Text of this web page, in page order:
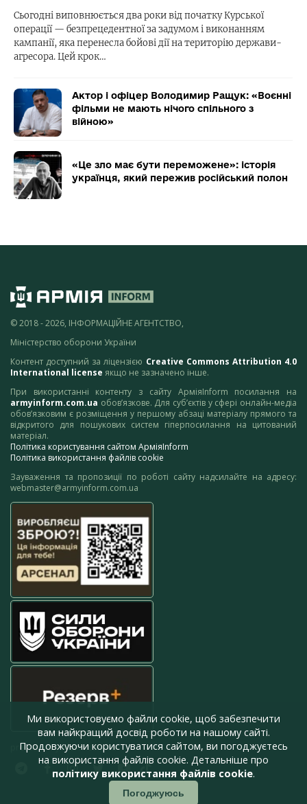
Сьогодні виповнюється два роки від початку Курської
операції — безпрецедентної за задумом і виконанням
кампанії, яка перенесла бойові дії на територію держави-
агресора. Цей крок…
Актор і офіцер Володимир Ращук: «Воєнні
фільми не мають нічого спільного з
війною»
«Це зло має бути переможене»: історія
українця, який пережив російський полон
© 2018 - 2026, ІНФОРМАЦІЙНЕ АГЕНТСТВО,
Міністерство оборони України
Контент доступний за ліцензією Creative Commons Attribution 4.0
International license якщо не зазначено інше.
При використанні контенту з сайту АрміяInform посилання на
armyinform.com.ua обов’язкове. Для суб’єктів у сфері онлайн-медіа
обов’язковим є розміщення у першому абзаці матеріалу прямого та
відкритого для пошукових систем гіперпосилання на цитований
матеріал.
Політика користування сайтом АрміяInform
Політика використання файлів cookie
Зауваження та пропозиції по роботі сайту надсилайте на адресу:
webmaster@armyinform.com.ua
press@armyinform.com.ua
Ми використовуємо файли cookie, щоб забезпечити
вам найкращий досвід роботи на нашому сайті.
Продовжуючи користуватися сайтом, ви погоджуєтесь
на використання файлів cookie. Детальніше про
політику використання файлів cookie.
Погоджуюсь